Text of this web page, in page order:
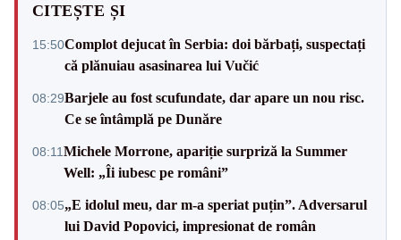
CITEȘTE ȘI
15:50Complot dejucat în Serbia: doi bărbați, suspectați
că plănuiau asasinarea lui Vučić
08:29Barjele au fost scufundate, dar apare un nou risc.
Ce se întâmplă pe Dunăre
08:11Michele Morrone, apariție surpriză la Summer
Well: „Îi iubesc pe români”
08:05„E idolul meu, dar m-a speriat puțin”. Adversarul
lui David Popovici, impresionat de român